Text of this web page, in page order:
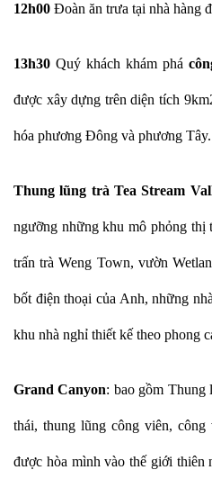
12h00 Đoàn ăn trưa tại nhà hàng
13h30 Quý khách khám phá
được xây dựng trên diện tích
hóa phương Đông và phương Tây.
Thung lũng trà Tea Stream
ngưỡng những khu mô phỏng thị
trấn trà Weng Town, vườn
bốt điện thoại của Anh, những
khu nhà nghỉ thiết kế theo phong
Grand Canyon: bao gồm Thung
thái, thung lũng công viên,
được hòa mình vào thế giới thiên